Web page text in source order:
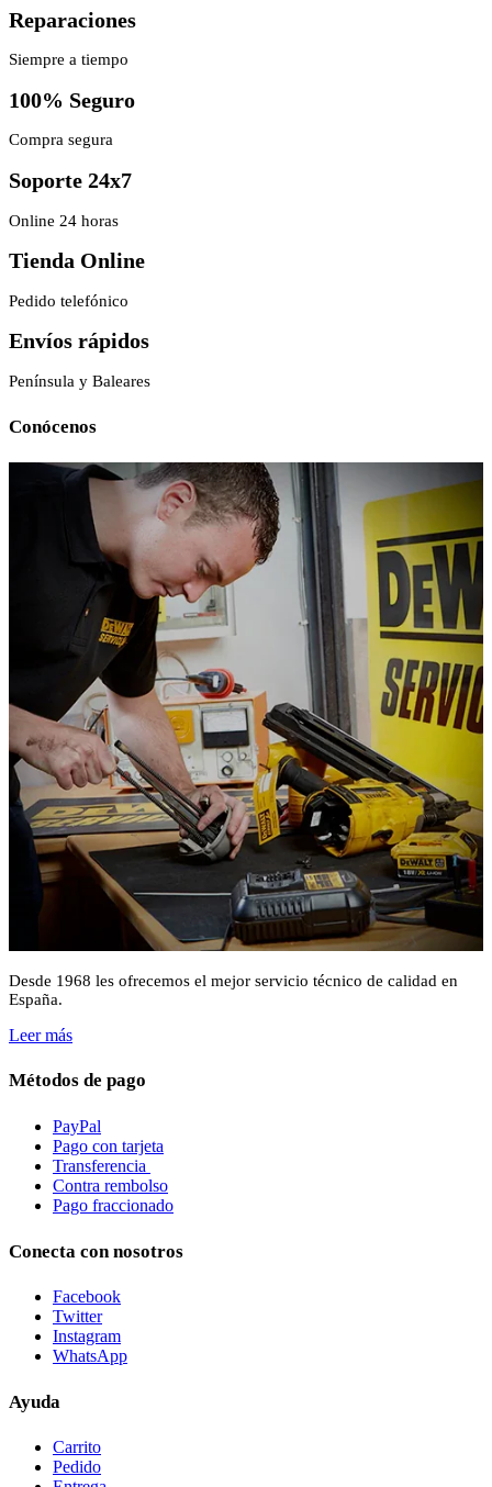
Reparaciones
Siempre a tiempo
100% Seguro
Compra segura
Soporte 24x7
Online 24 horas
Tienda Online
Pedido telefónico
Envíos rápidos
Península y Baleares
Conócenos
Desde 1968 les ofrecemos el mejor servicio técnico de calidad en
España.
Leer más
Métodos de pago
PayPal
Pago con tarjeta
Transferencia
Contra rembolso
Pago fraccionado
Conecta con nosotros
Facebook
Twitter
Instagram
WhatsApp
Ayuda
Carrito
Pedido